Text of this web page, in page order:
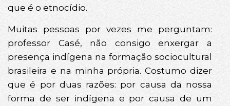
que é o etnocídio.
Muitas pessoas por vezes me perguntam:
professor Casé, não consigo enxergar a
presença indígena na formação sociocultural
brasileira e na minha própria. Costumo dizer
que é por duas razões: por causa da nossa
forma de ser indígena e por causa de um